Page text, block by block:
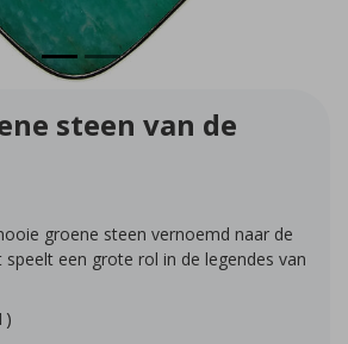
steen van de
groene steen vernoemd naar de
speelt een grote rol in de legendes van